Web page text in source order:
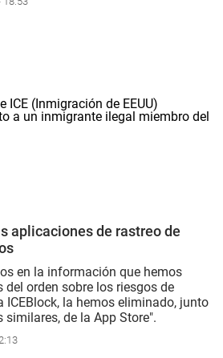
aplicaciones de rastreo de
en la información que hemos
del orden sobre los riesgos de
ICEBlock, la hemos eliminado, junto
de la App Store".